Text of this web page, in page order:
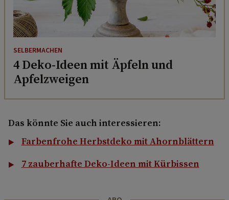
SELBERMACHEN
4 Deko-Ideen mit Äpfeln und
Apfelzweigen
Das könnte Sie auch interessieren:
Farbenfrohe Herbstdeko mit Ahornblättern
7 zauberhafte Deko-Ideen mit Kürbissen